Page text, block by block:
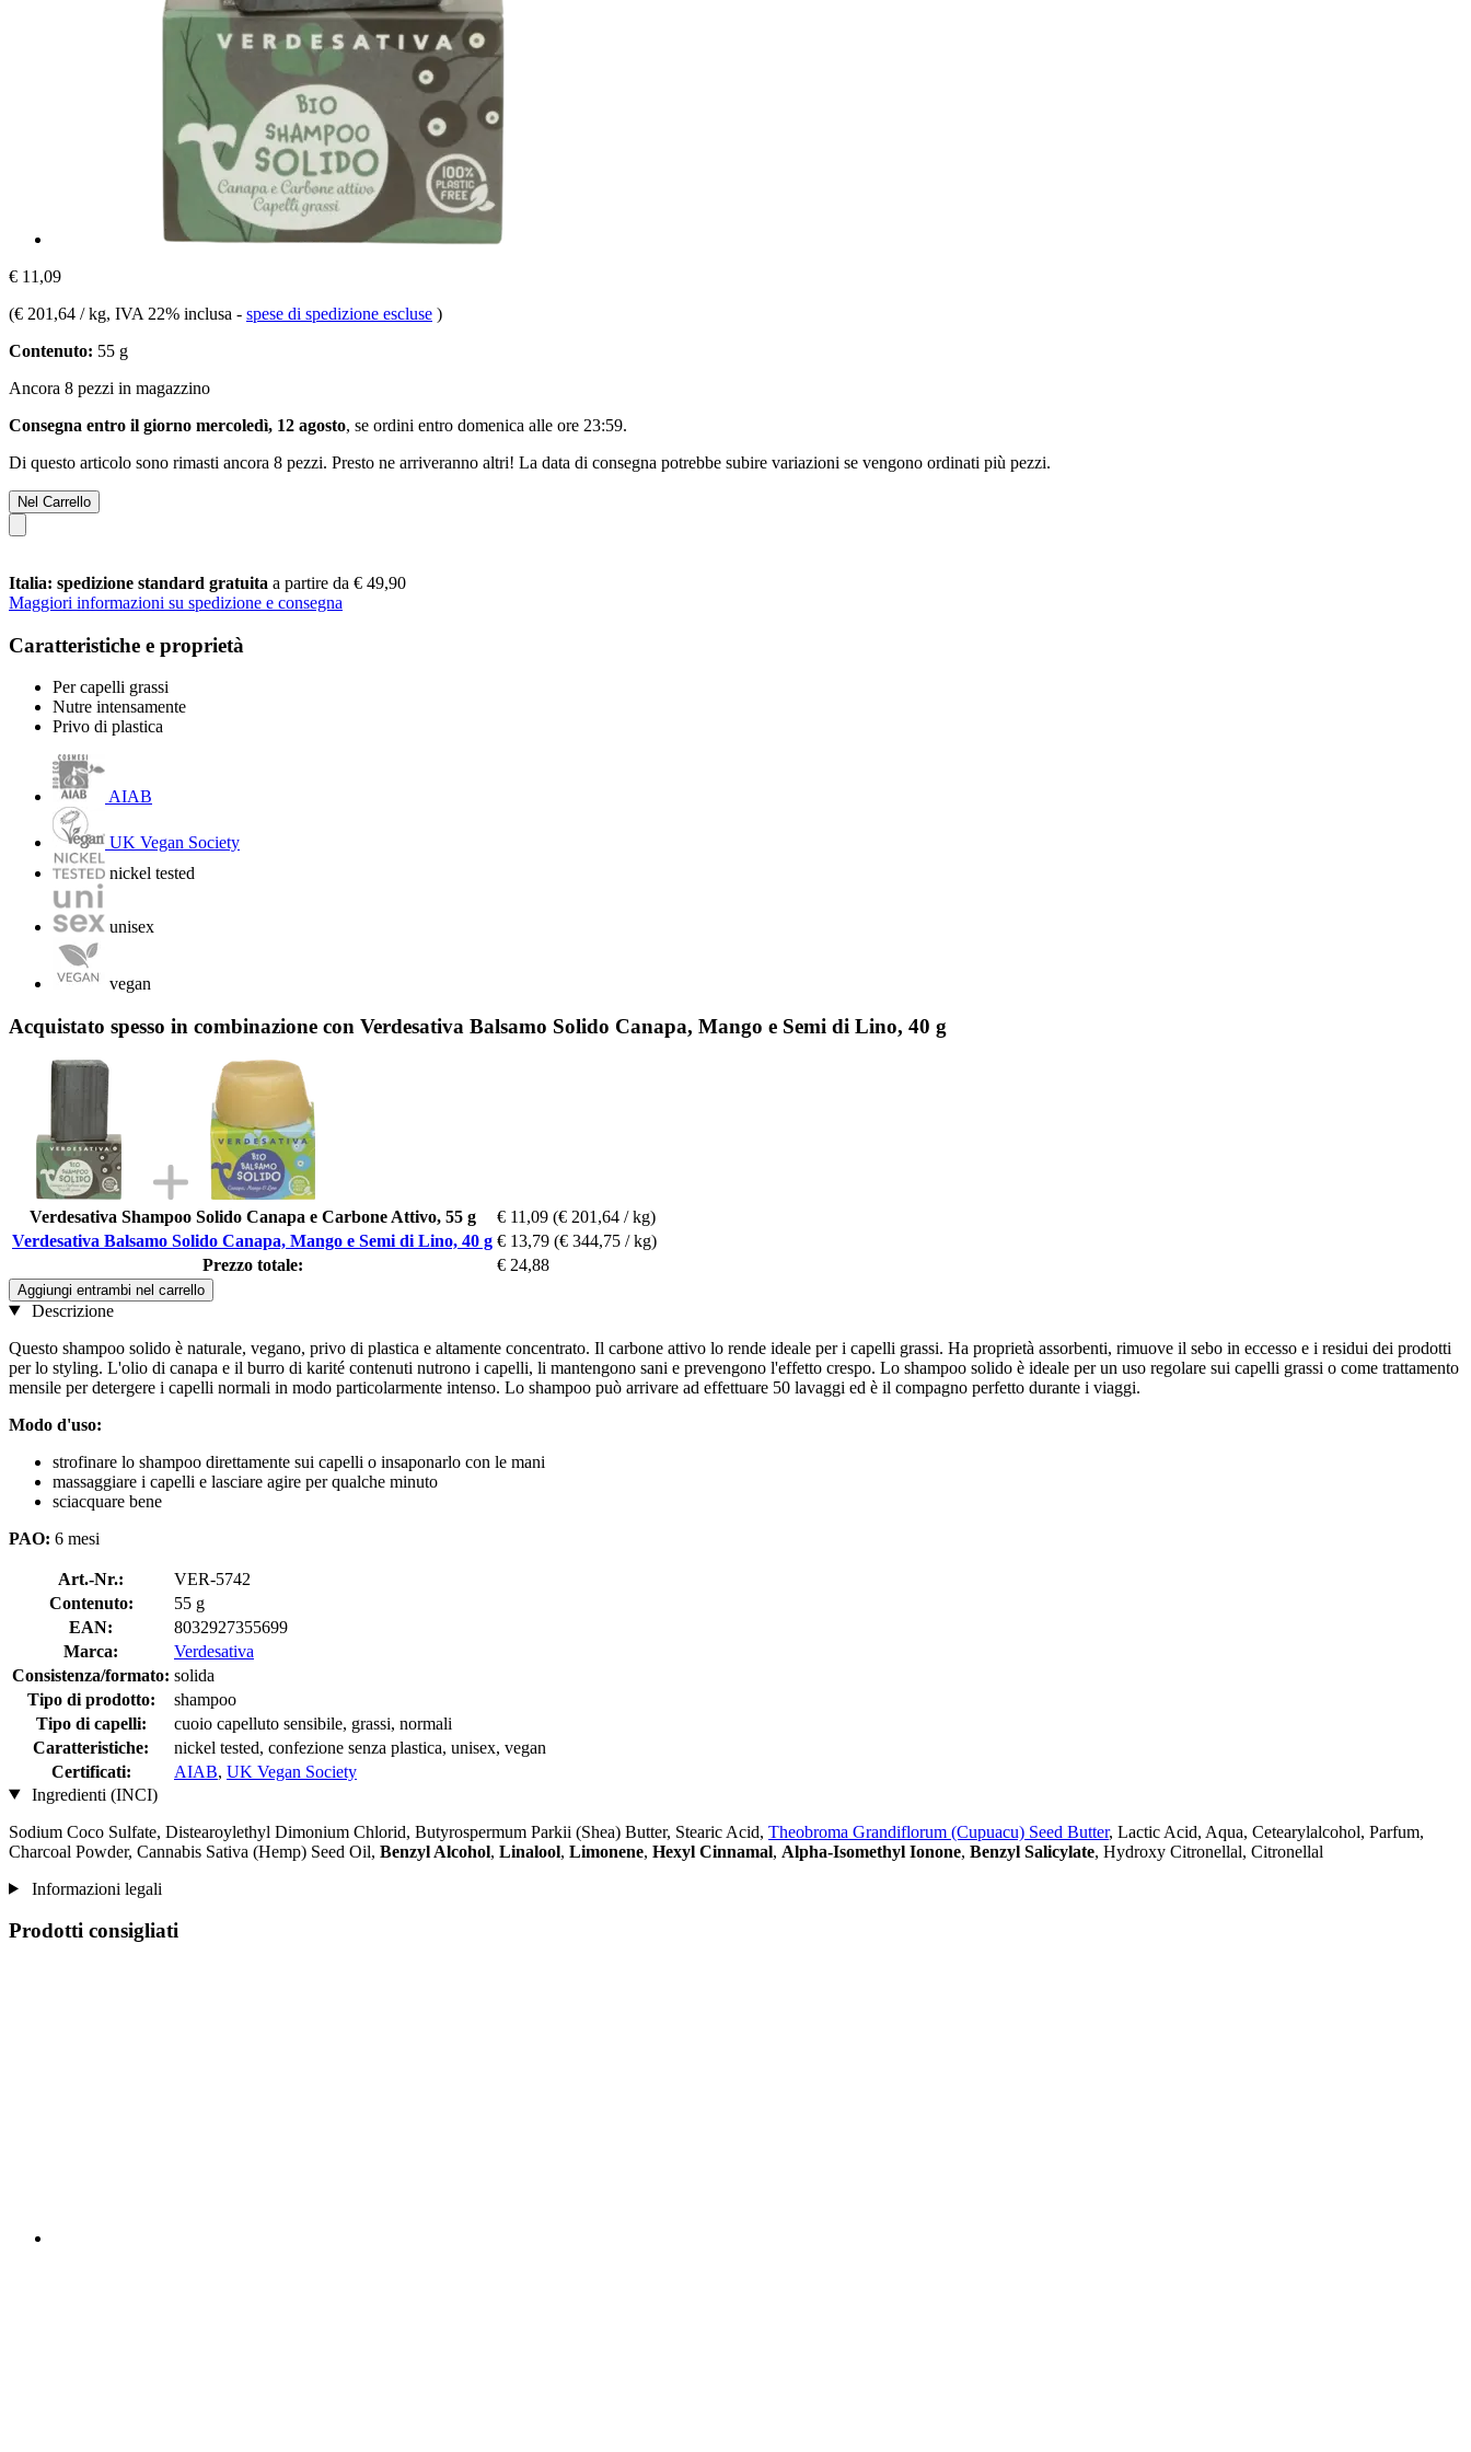
€ 11,09
(€ 201,64 / kg, IVA 22% inclusa - spese di spedizione escluse )
Contenuto: 55 g
Ancora 8 pezzi in magazzino
Consegna entro il giorno mercoledì, 12 agosto, se ordini entro domenica alle ore 23:59.
Di questo articolo sono rimasti ancora 8 pezzi. Presto ne arriveranno altri! La data di consegna potrebbe subire variazioni se vengono ordinati più pezzi.
Nel Carrello
Italia: spedizione standard gratuita a partire da € 49,90
Maggiori informazioni su spedizione e consegna
Caratteristiche e proprietà
Per capelli grassi
Nutre intensamente
Privo di plastica
AIAB
UK Vegan Society
nickel tested
unisex
vegan
Acquistato spesso in combinazione con Verdesativa Balsamo Solido Canapa, Mango e Semi di Lino, 40 g
Verdesativa Shampoo Solido Canapa e Carbone Attivo, 55 g € 11,09 (€ 201,64 / kg)
Verdesativa Balsamo Solido Canapa, Mango e Semi di Lino, 40 g € 13,79 (€ 344,75 / kg)
Prezzo totale:
€ 24,88
Aggiungi entrambi nel carrello
Descrizione
Questo shampoo solido è naturale, vegano, privo di plastica e altamente concentrato. Il carbone attivo lo rende ideale per i capelli grassi. Ha proprietà assorbenti, rimuove il sebo in eccesso e i residui dei prodotti
per lo styling. L'olio di canapa e il burro di karité contenuti nutrono i capelli, li mantengono sani e prevengono l'effetto crespo. Lo shampoo solido è ideale per un uso regolare sui capelli grassi o come trattamento
mensile per detergere i capelli normali in modo particolarmente intenso. Lo shampoo può arrivare ad effettuare 50 lavaggi ed è il compagno perfetto durante i viaggi.
Modo d'uso:
strofinare lo shampoo direttamente sui capelli o insaponarlo con le mani
massaggiare i capelli e lasciare agire per qualche minuto
sciacquare bene
PAO: 6 mesi
Art.-Nr.:
VER-5742
Contenuto:
55 g
EAN:
8032927355699
Marca:
Verdesativa
Consistenza/formato: solida
Tipo di prodotto:
shampoo
Tipo di capelli:
cuoio capelluto sensibile, grassi, normali
Caratteristiche:
nickel tested, confezione senza plastica, unisex, vegan
Certificati:
AIAB, UK Vegan Society
Ingredienti (INCI)
Sodium Coco­ Sulfate, Distearoylethyl Dimonium Chlorid, Butyrospermum Parkii (Shea) Butter, Stearic Acid, Theobroma Grandiflorum (Cupuacu) Seed Butter, Lactic Acid, Aqua, Cetearylalcohol, Parfum,
Charcoal Powder, Cannabis Sativa (Hemp) Seed Oil, Benzyl Alcohol, Linalool, Limonene, Hexyl Cinnamal, Alpha-Isomethyl Ionone, Benzyl Salicylate, Hydroxy Citronellal, Citronellal
Informazioni legali
Prodotti consigliati